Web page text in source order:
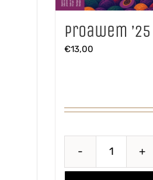
Proawem ’25
€13,00